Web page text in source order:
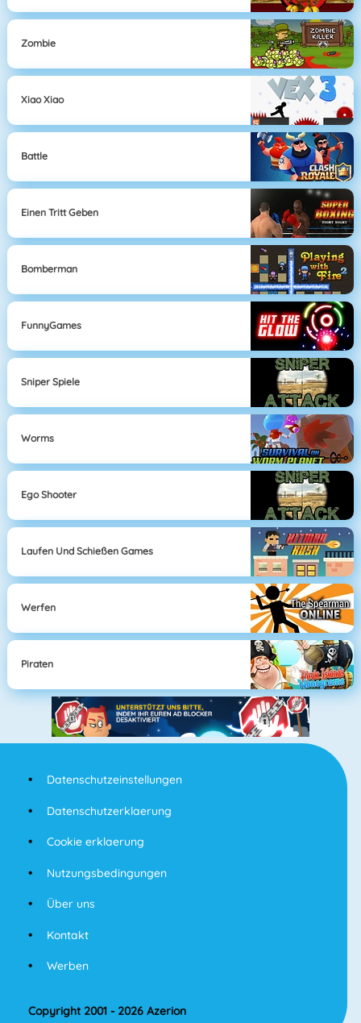
Zombie
Xiao Xiao
Battle
Einen Tritt Geben
Bomberman
FunnyGames
Sniper Spiele
Worms
Ego Shooter
Laufen Und Schießen Games
Werfen
Piraten
Datenschutzeinstellungen
Datenschutzerklaerung
Cookie erklaerung
Nutzungsbedingungen
Über uns
Kontakt
Werben
Copyright 2001 - 2026 Azerion